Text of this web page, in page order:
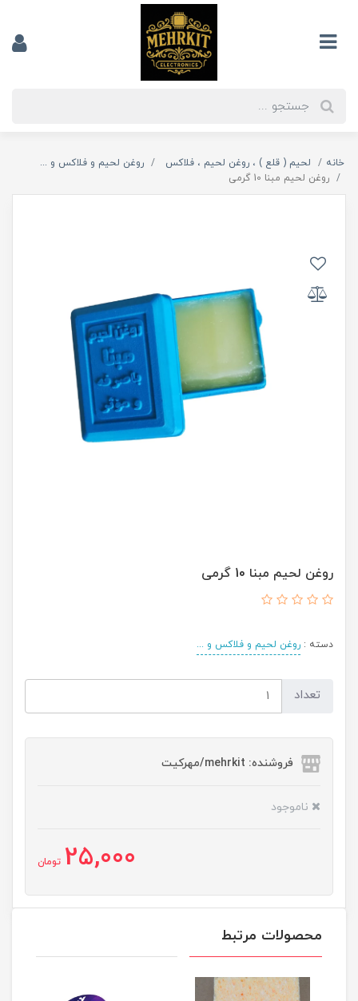
خانه لحیم ( قلع ) ، روغن لحیم ، فلاکس
روغن لحیم و فلاکس و ...
روغن لحیم مبنا 10 گرمی
روغن لحیم مبنا 10 گرمی
دسته : روغن لحیم و فلاکس و ...
تعداد
فروشنده: mehrkit/مهرکیت
ناموجود
25,000 تومان
محصولات مرتبط